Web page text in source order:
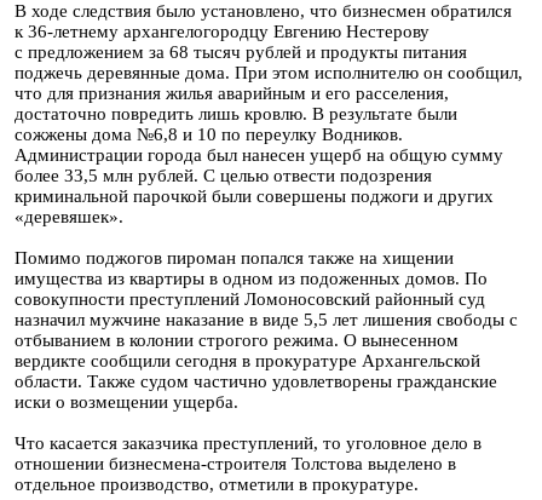
В ходе следствия было установлено, что бизнесмен обратился
к 36-летнему архангелогородцу Евгению Нестерову
с предложением за 68 тысяч рублей и продукты питания
поджечь деревянные дома. При этом исполнителю он сообщил,
что для признания жилья аварийным и его расселения,
достаточно повредить лишь кровлю. В результате были
сожжены дома №6,8 и 10 по переулку Водников.
Администрации города был нанесен ущерб на общую сумму
более 33,5 млн рублей. С целью отвести подозрения
криминальной парочкой были совершены поджоги и других
«деревяшек».
Помимо поджогов пироман попался также на хищении
имущества из квартиры в одном из подоженных домов. По
совокупности преступлений Ломоносовский районный суд
назначил мужчине наказание в виде 5,5 лет лишения свободы с
отбыванием в колонии строгого режима. О вынесенном
вердикте сообщили сегодня в прокуратуре Архангельской
области. Также судом частично удовлетворены гражданские
иски о возмещении ущерба.
Что касается заказчика преступлений, то уголовное дело в
отношении бизнесмена-строителя Толстова выделено в
отдельное производство, отметили в прокуратуре.